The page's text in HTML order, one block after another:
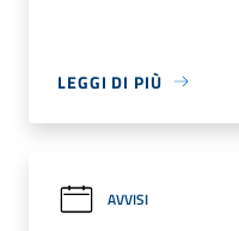
LEGGI DI PIÙ
AVVISI